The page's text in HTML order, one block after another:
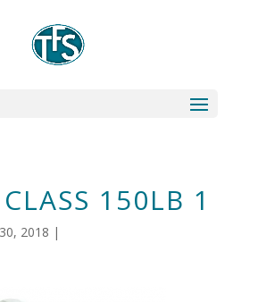
150LB 1
2018 |